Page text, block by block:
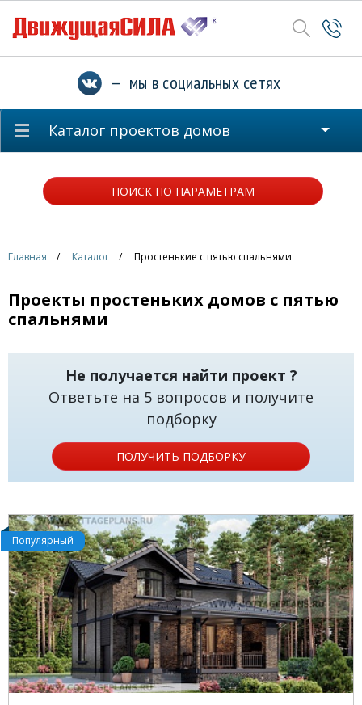
— мы в социальных сетях
Каталог проектов домов
ПОИСК ПО ПАРАМЕТРАМ
Главная Каталог Простенькие с пятью спальнями
Проекты простеньких домов с пятью
спальнями
Не получается найти проект ?
Ответьте на 5 вопросов и получите
подборку
ПОЛУЧИТЬ ПОДБОРКУ
Популярный